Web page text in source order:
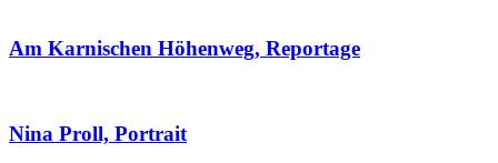
Am Karnischen Höhenweg, Reportage
Nina Proll, Portrait